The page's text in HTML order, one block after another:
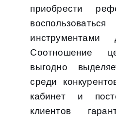
приобрести
инструментами
Соотношение
выгодно
среди
кабинет и
клиентов